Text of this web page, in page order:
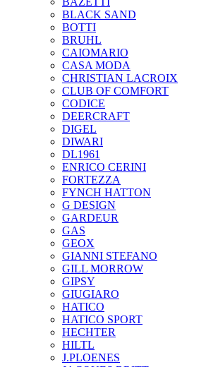
BLACK SAND
BOTTI
BRUHL
CAIOMARIO
CASA MODA
CHRISTIAN LACROIX
CLUB OF COMFORT
CODICE
DEERCRAFT
DIGEL
DIWARI
DL1961
ENRICO CERINI
FORTEZZA
FYNCH HATTON
G DESIGN
GARDEUR
GAS
GEOX
GIANNI STEFANO
GILL MORROW
GIPSY
GIUGIARO
HATICO
HATICO SPORT
HECHTER
HILTL
J.PLOENES